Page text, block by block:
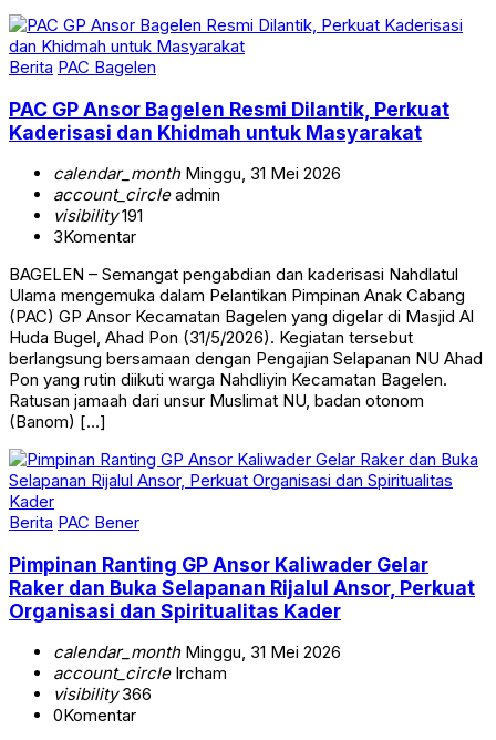
Berita PAC Bagelen
PAC GP Ansor Bagelen Resmi Dilantik, Perkuat
Kaderisasi dan Khidmah untuk Masyarakat
calendar_monthMinggu, 31 Mei 2026
account_circleadmin
visibility191
3Komentar
BAGELEN – Semangat pengabdian dan kaderisasi Nahdlatul
Ulama mengemuka dalam Pelantikan Pimpinan Anak Cabang
(PAC) GP Ansor Kecamatan Bagelen yang digelar di Masjid Al
Huda Bugel, Ahad Pon (31/5/2026). Kegiatan tersebut
berlangsung bersamaan dengan Pengajian Selapanan NU Ahad
Pon yang rutin diikuti warga Nahdliyin Kecamatan Bagelen.
Ratusan jamaah dari unsur Muslimat NU, badan otonom
(Banom) […]
Berita PAC Bener
Pimpinan Ranting GP Ansor Kaliwader Gelar
Raker dan Buka Selapanan Rijalul Ansor, Perkuat
Organisasi dan Spiritualitas Kader
calendar_monthMinggu, 31 Mei 2026
account_circleIrcham
visibility366
0Komentar